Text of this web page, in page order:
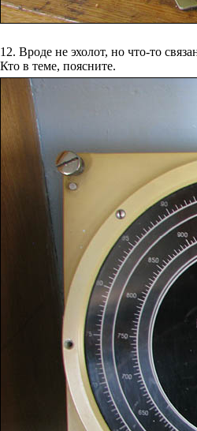
12. Вроде не эхолот, но что-то
Кто в теме, поясните.